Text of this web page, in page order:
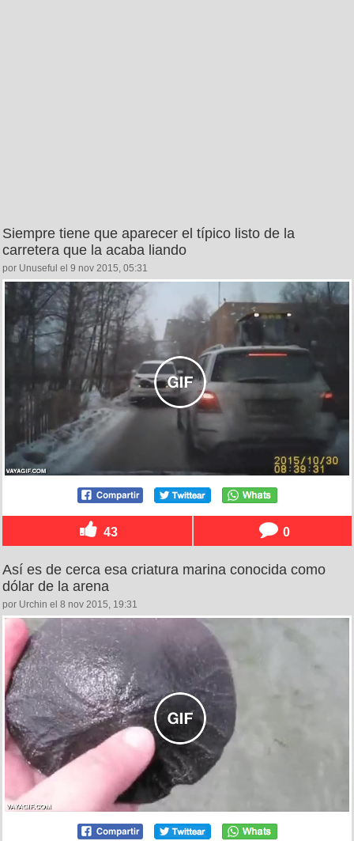
Siempre tiene que aparecer el típico listo de la
carretera que la acaba liando
por Unuseful el 9 nov 2015, 05:31
43 0
Así es de cerca esa criatura marina conocida como
dólar de la arena
por Urchin el 8 nov 2015, 19:31